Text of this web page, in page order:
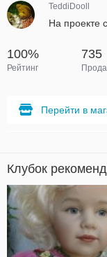
TeddiDooll
На проекте
100%
Рейтинг
735
Перейти в
Клубок